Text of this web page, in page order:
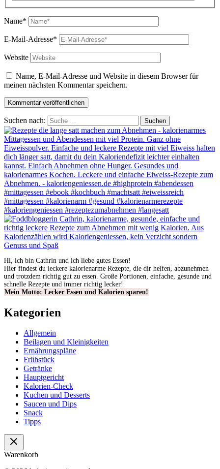
Name*
E-Mail-Adresse*
Website
Name, E-Mail-Adresse und Website in diesem Browser für
meinen nächsten Kommentar speichern.
Suchen nach:
Hi, ich bin Cathrin und ich liebe gutes Essen!
Hier findest du leckere kalorienarme Rezepte, die dir helfen, abzunehmen
und trotzdem richtig gut zu essen. Große Portionen, einfache, gesunde und
schnelle Rezepte und immer richtig lecker!
Mein Motto: Lecker Essen und Kalorien sparen!
Kategorien
Allgemein
Beilagen und Kleinigkeiten
Ernährungspläne
Frühstück
Getränke
Hauptgericht
Kalorien-Check
Kuchen und Desserts
Saucen und Dips
Snack
Tipps
Warenkorb